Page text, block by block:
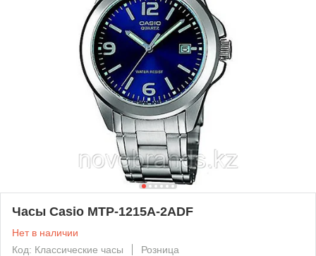
Часы Casio MTP-1215A-2ADF
Нет в наличии
Код: Классические часы
Розница